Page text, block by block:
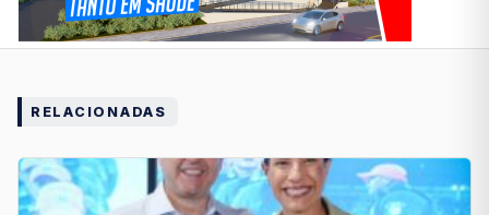
RELACIONADAS